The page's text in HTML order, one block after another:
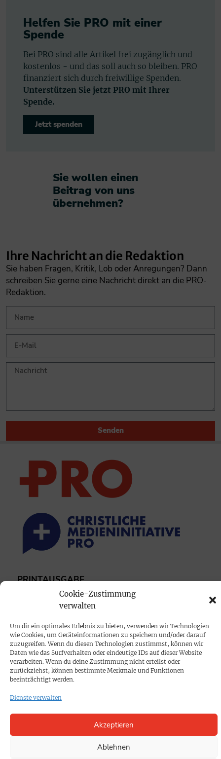
Cookie-Zustimmung
verwalten
Um dir ein optimales Erlebnis zu bieten, verwenden wir Technologien
wie Cookies, um Geräteinformationen zu speichern und/oder darauf
zuzugreifen. Wenn du diesen Technologien zustimmst, können wir
Daten wie das Surfverhalten oder eindeutige IDs auf dieser Website
verarbeiten. Wenn du deine Zustimmung nicht erteilst oder
zurückziehst, können bestimmte Merkmale und Funktionen
beeinträchtigt werden.
Dienste verwalten
Akzeptieren
Ablehnen
Helfen Sie PRO mit einer
Spende
Bei PRO sind alle Artikel frei zugänglich und
kostenlos - und das soll auch so bleiben. PRO
finanziert sich durch freiwillige Spenden.
Unterstützen Sie jetzt PRO mit Ihrer
Spende.
Jetzt spenden
Sie wollen einen
Beitrag von uns
übernehmen?​
Ihre Nachricht an die Redaktion
Sie haben Fragen, Kritik, Lob oder Anregungen? Dann
schreiben Sie gerne eine Nachricht direkt an die PRO-
Redaktion.
Senden
PRINTAUSGABE
Mediadaten
PROKOMPAKT
Impressum
SPENDEN
Datenschutz
KONTAKT